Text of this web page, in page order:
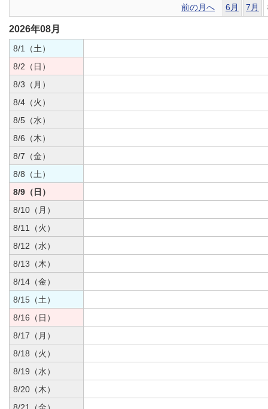
前の月へ 6月 7月
2026年08月
8/1（土）
8/2（日）
8/3（月）
8/4（火）
8/5（水）
8/6（木）
8/7（金）
8/8（土）
8/9（日）
8/10（月）
8/11（火）
8/12（水）
8/13（木）
8/14（金）
8/15（土）
8/16（日）
8/17（月）
8/18（火）
8/19（水）
8/20（木）